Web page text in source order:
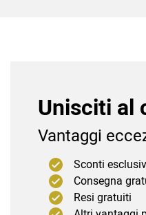
Unisciti al
Vantaggi
Sconti
Consegna
Resi gratuiti